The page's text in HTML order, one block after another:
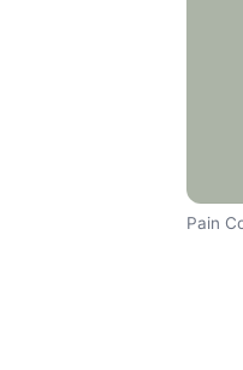
Pain